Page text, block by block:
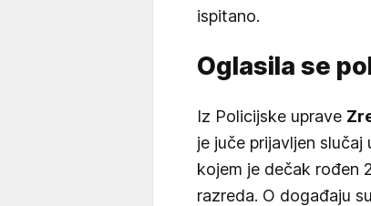
ispitano.
Oglasila se
Iz Policijske uprave
je juče prijavljen
kojem je dečak rođen
razreda. O događaju